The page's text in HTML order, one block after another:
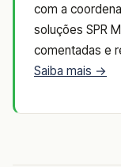
com a
soluções SPR
comentadas e
Saiba mais →